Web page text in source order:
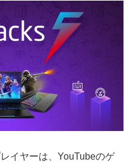
イヤーは、YouTubeのゲ